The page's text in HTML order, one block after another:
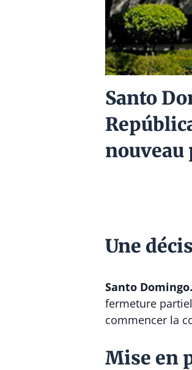
Santo
nouveau
Une
Santo
fermeture
commencer la
Mise en